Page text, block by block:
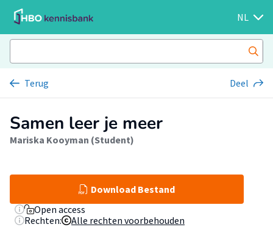
NL
Terug Deel
Samen leer je meer
Mariska Kooyman (Student)
Download Bestand
Open access
Rechten:
Alle rechten voorbehouden